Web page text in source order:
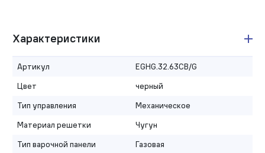
Характеристики
Артикул
EGHG.32.63CB/G
Цвет
черный
Тип управления
Механическое
Материал решетки
Чугун
Тип варочной панели
Газовая